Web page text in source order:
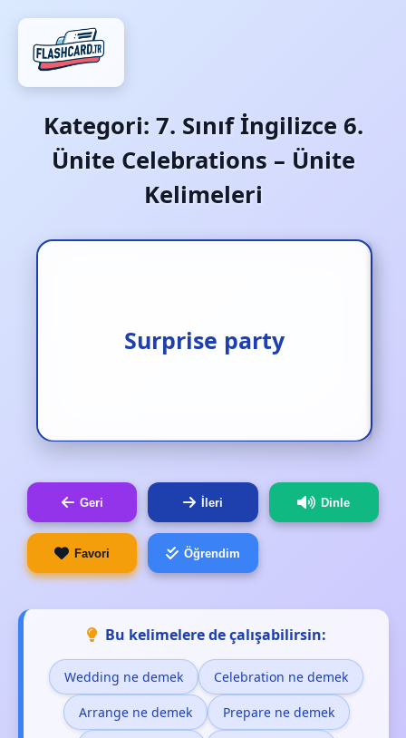
Kategori: 7. Sınıf İngilizce 6.
Ünite Celebrations – Ünite
Kelimeleri
Surprise party
Sürpriz parti
Geri İleri Dinle
Favori Öğrendim
Bu kelimelere de çalışabilirsin:
Wedding ne demek Celebration ne demek
Arrange ne demek Prepare ne demek